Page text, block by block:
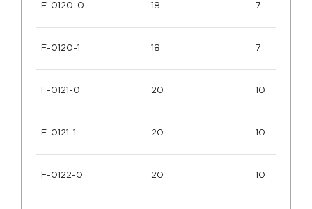
F-0120-0 18 7
F-0120-1 18 7
F-0121-0 20 10
F-0121-1 20 10
F-0122-0 20 10